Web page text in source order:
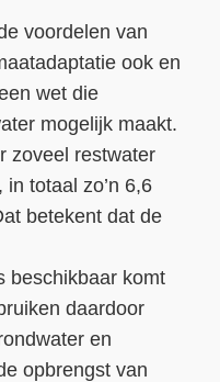
voordelen van
ook en
wet die
mogelijk maakt.
zoveel restwater
totaal zo’n 6,6
betekent dat de
beschikbaar komt
daardoor
en
opbrengst van